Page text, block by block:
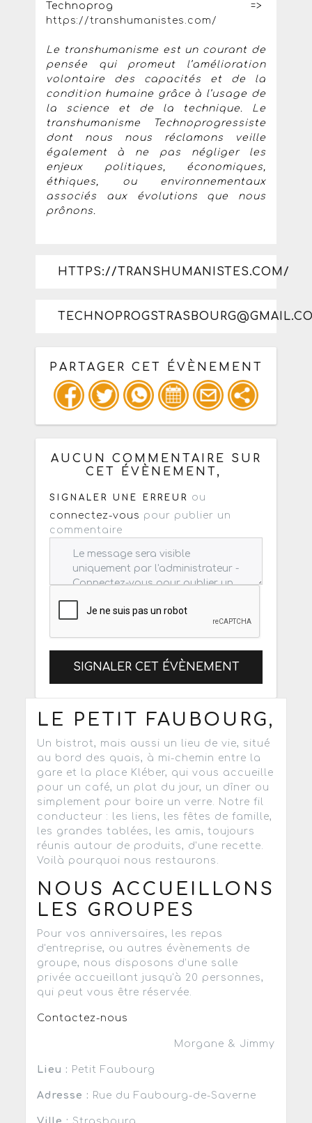
Technoprog =>
https://transhumanistes.com/
Le transhumanisme est un courant de
pensée qui promeut l’amélioration
volontaire des capacités et de la
condition humaine grâce à l’usage de
la science et de la technique. Le
transhumanisme Technoprogressiste
dont nous nous réclamons veille
également à ne pas négliger les
enjeux politiques, économiques,
éthiques, ou environnementaux
associés aux évolutions que nous
prônons.
HTTPS://TRANSHUMANISTES.COM/
PARTAGER CET ÉVÈNEMENT
Copiez les infos ci-dessous pour un
: mail / forum / réseau social
AUCUN COMMENTAIRE SUR
CET ÉVÈNEMENT,
SIGNALER UNE ERREUR
ou
connectez-vous pour publier un
commentaire
SIGNALER CET ÉVÈNEMENT
LE PETIT FAUBOURG,
Un bistrot, mais aussi un lieu de vie, situé
au bord des quais, à mi-chemin entre la
gare et la place Kléber, qui vous accueille
pour un café, un plat du jour, un dîner ou
simplement pour boire un verre. Notre fil
conducteur : les liens, les fêtes de famille,
les grandes tablées, les amis, toujours
réunis autour de produits, d'une recette.
Voilà pourquoi nous restaurons.
NOUS ACCUEILLONS
LES GROUPES
Pour vos anniversaires, les repas
d'entreprise, ou autres évènements de
groupe, nous disposons d’une salle
privée accueillant jusqu'à 20 personnes,
qui peut vous être réservée.
Contactez-nous
Morgane & Jimmy
Lieu : Petit Faubourg
Adresse : Rue du Faubourg-de-Saverne